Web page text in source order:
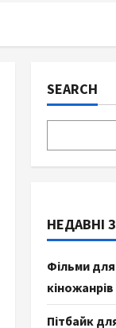
SEARCH
НЕДАВНІ
Фільми для
кіножанрів
Пітбайк